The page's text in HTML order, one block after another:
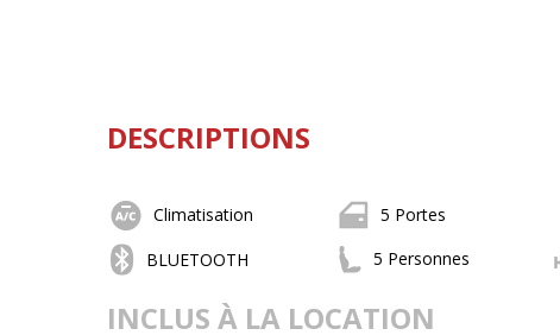
DESCRIPTIONS
Climatisation 5 Portes
BLUETOOTH
5 Personnes
INCLUS À LA LOCATION